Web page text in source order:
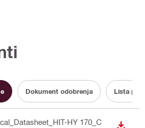
Dokument odobrenja Lista
HY 170_C